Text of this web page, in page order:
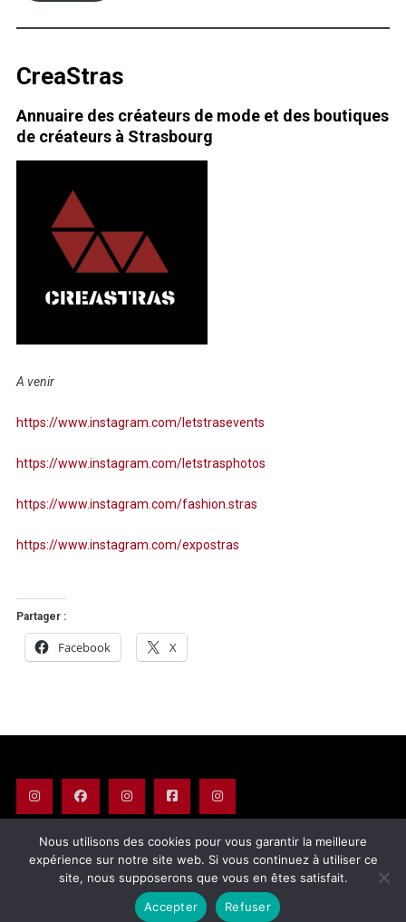
CreaStras
Annuaire des créateurs de mode et des boutiques
de créateurs à Strasbourg
A venir
https://www.instagram.com/letstrasevents
https://www.instagram.com/letstrasphotos
https://www.instagram.com/fashion.stras
https://www.instagram.com/expostras
Partager :
Facebook X
© 2025 LetStras Copyright - All rights reserved - Avec l'aide de Touch-
arts.com|Theme: News Portal byMystery Themes.
Mentions légales
Politique de confidentialité
CGU
Nous utilisons des cookies pour vous garantir la meilleure
expérience sur notre site web. Si vous continuez à utiliser ce
site, nous supposerons que vous en êtes satisfait.
Accepter
Refuser